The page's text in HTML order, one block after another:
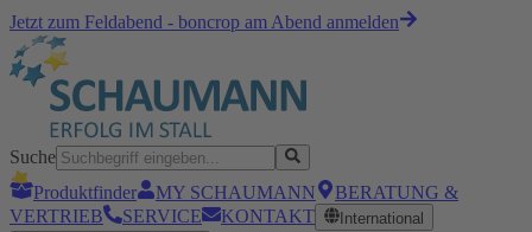
Jetzt zum Feldabend - boncrop am Abend anmelden
Suche
Produktfinder
MY SCHAUMANN
BERATUNG &
VERTRIEB
SERVICE KONTAKT
International